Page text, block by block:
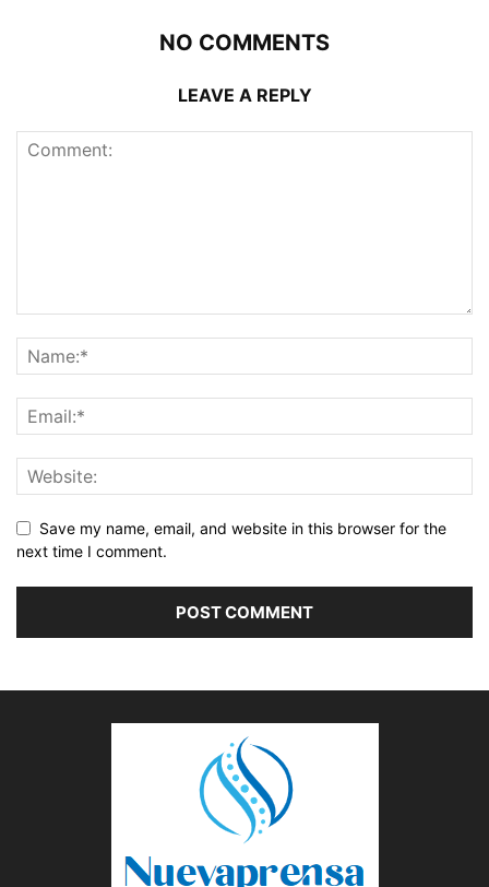
NO COMMENTS
LEAVE A REPLY
Save my name, email, and website in this browser for the
next time I comment.